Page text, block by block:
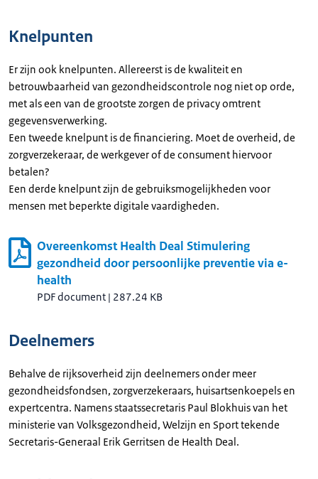
Knelpunten
Er zijn ook knelpunten. Allereerst is de kwaliteit en
betrouwbaarheid van gezondheidscontrole nog niet op orde,
met als een van de grootste zorgen de privacy omtrent
gegevensverwerking.
Een tweede knelpunt is de financiering. Moet de overheid, de
zorgverzekeraar, de werkgever of de consument hiervoor
betalen?
Een derde knelpunt zijn de gebruiksmogelijkheden voor
mensen met beperkte digitale vaardigheden.
Overeenkomst Health Deal Stimulering
gezondheid door persoonlijke preventie via e-
health
PDF document | 287.24 KB
Deelnemers
Behalve de rijksoverheid zijn deelnemers onder meer
gezondheidsfondsen, zorgverzekeraars, huisartsenkoepels en
expertcentra. Namens staatssecretaris Paul Blokhuis van het
ministerie van Volksgezondheid, Welzijn en Sport tekende
Secretaris-Generaal Erik Gerritsen de Health Deal.